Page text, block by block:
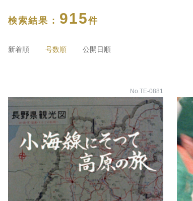
検索結果 : 915件
新着順 号数順 公開日順
No.TE-0881